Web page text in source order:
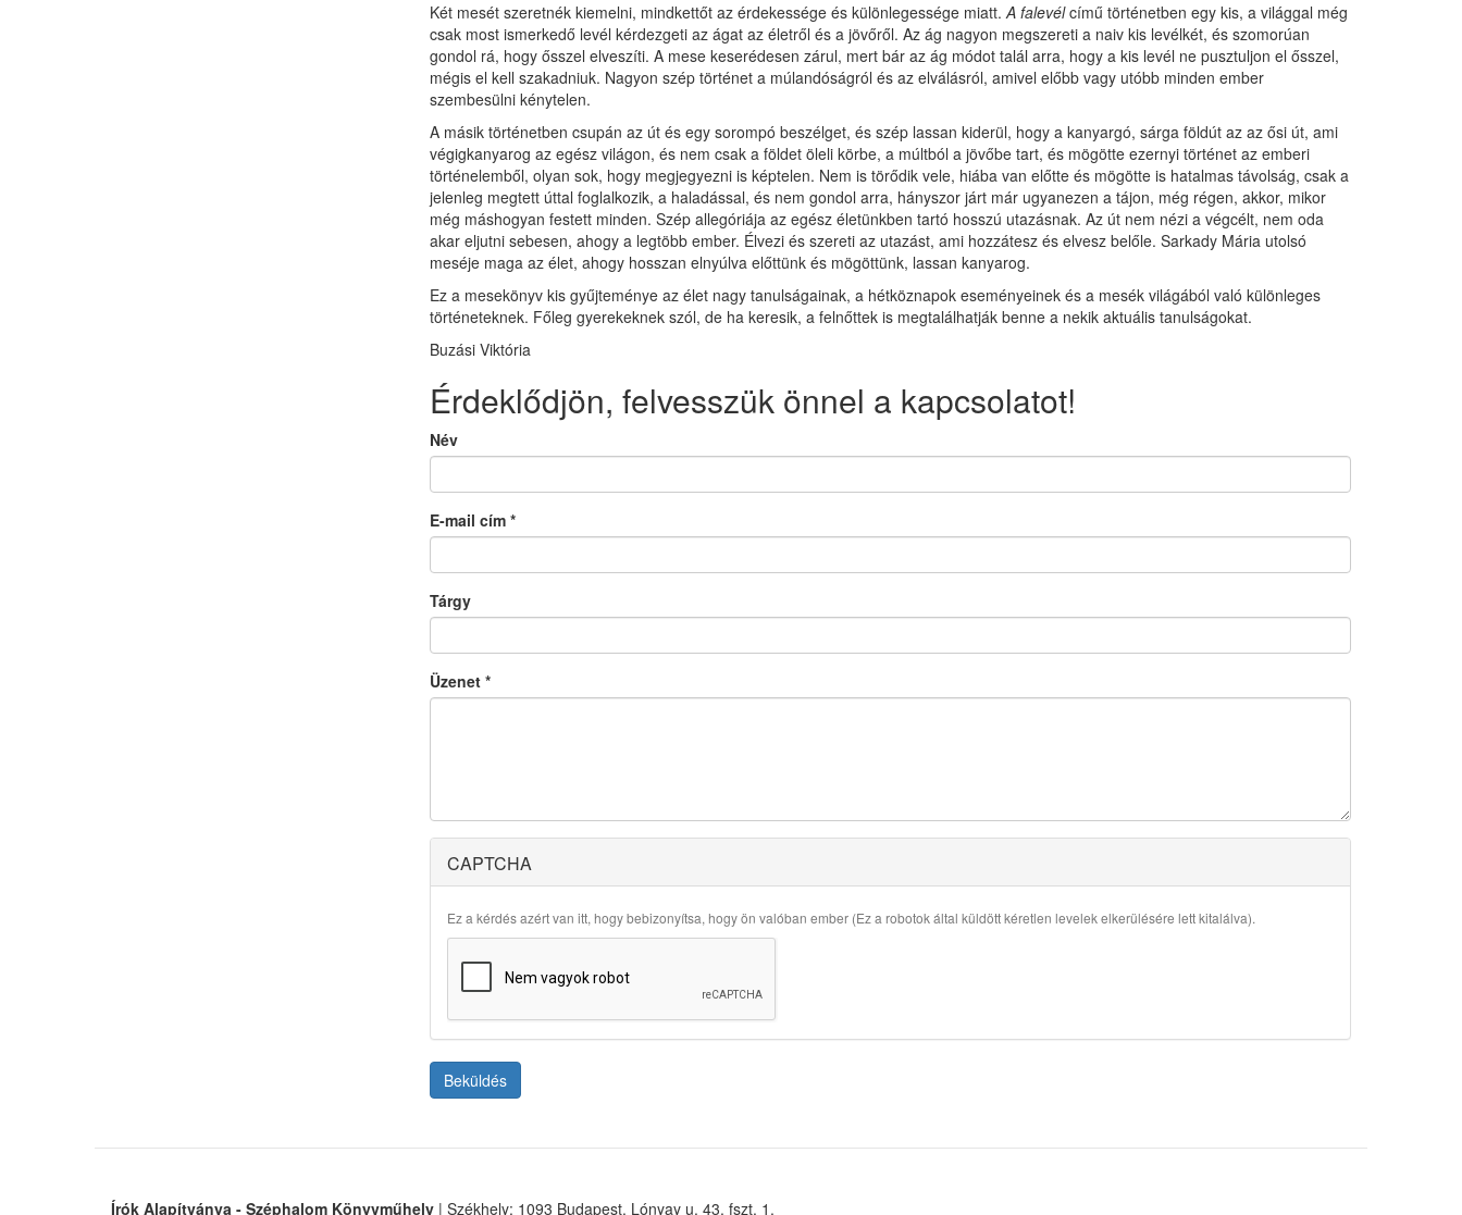
Két mesét szeretnék kiemelni, mindkettőt az érdekessége és különlegessége miatt.A falevélcímű történetben egy kis, a világgal még
csak most ismerkedő levél kérdezgeti az ágat az életről és a jövőről. Az ág nagyon megszereti a naiv kis levélkét, és szomorúan
gondol rá, hogy ősszel elveszíti. A mese keserédesen zárul, mert bár az ág módot talál arra, hogy a kis levél ne pusztuljon el ősszel,
mégis el kell szakadniuk. Nagyon szép történet a múlandóságról és az elválásról, amivel előbb vagy utóbb minden ember
szembesülni kénytelen.
A másik történetben csupán az út és egy sorompó beszélget, és szép lassan kiderül, hogy a kanyargó, sárga földút az az ősi út, ami
végigkanyarog az egész világon, és nem csak a földet öleli körbe, a múltból a jövőbe tart, és mögötte ezernyi történet az emberi
történelemből, olyan sok, hogy megjegyezni is képtelen. Nem is törődik vele, hiába van előtte és mögötte is hatalmas távolság, csak a
jelenleg megtett úttal foglalkozik, a haladással, és nem gondol arra, hányszor járt már ugyanezen a tájon, még régen, akkor, mikor
még máshogyan festett minden. Szép allegóriája az egész életünkben tartó hosszú utazásnak. Az út nem nézi a végcélt, nem oda
akar eljutni sebesen, ahogy a legtöbb ember. Élvezi és szereti az utazást, ami hozzátesz és elvesz belőle. Sarkady Mária utolsó
meséje maga az élet, ahogy hosszan elnyúlva előttünk és mögöttünk, lassan kanyarog.
Ez a mesekönyv kis gyűjteménye az élet nagy tanulságainak, a hétköznapok eseményeinek és a mesék világából való különleges
történeteknek. Főleg gyerekeknek szól, de ha keresik, a felnőttek is megtalálhatják benne a nekik aktuális tanulságokat.
Buzási Viktória
Érdeklődjön, felvesszük önnel a kapcsolatot!
Név
E-mail cím *
Tárgy
Üzenet *
CAPTCHA
Ez a kérdés azért van itt, hogy bebizonyítsa, hogy ön valóban ember (Ez a robotok által küldött kéretlen levelek elkerülésére lett kitalálva).
Beküldés
Írók Alapítványa - Széphalom Könyvműhely | Székhely: 1093 Budapest, Lónyay u. 43. fszt. 1.